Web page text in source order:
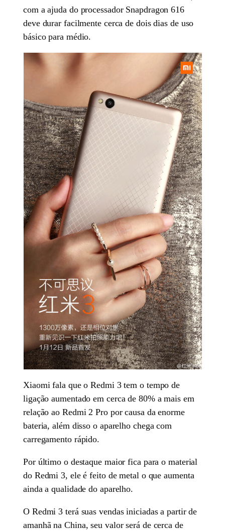
com a ajuda do processador Snapdragon 616
deve durar facilmente cerca de dois dias de uso
básico para médio.
Xiaomi fala que o Redmi 3 tem o tempo de
ligação aumentado em cerca de 80% a mais em
relação ao Redmi 2 Pro por causa da enorme
bateria, além disso o aparelho chega com
carregamento rápido.
Por último o destaque maior fica para o material
do Redmi 3, ele é feito de metal o que aumenta
ainda a qualidade do aparelho.
O Redmi 3 terá suas vendas iniciadas a partir de
amanhã na China, seu valor será de cerca de